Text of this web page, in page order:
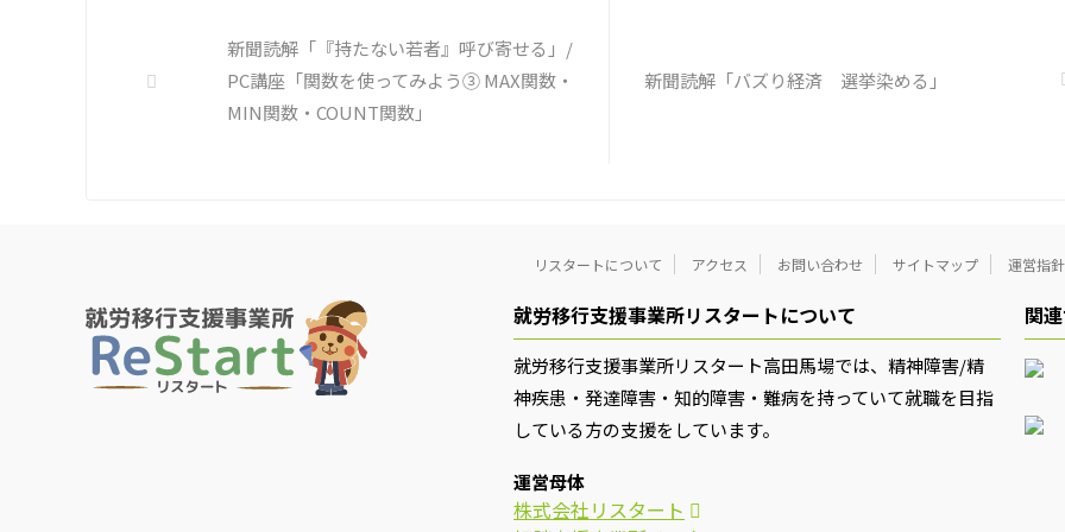
トラブル案件 ...
を探す ① 最近、自分が ...
新聞読解「『持たない若者』呼び寄せる」/
PC講座「関数を使ってみよう③ MAX関数・
MIN関数・COUNT関数」
新聞読解「バズり経済 選挙染める」
リスタートについて アクセス お問い合わせ サイトマップ 運営指針
就労移行支援事業所リスタートについて
就労移行支援事業所リスタート高田馬場では、精神障害/精
神疾患・発達障害・知的障害・難病を持っていて就職を目指
している方の支援をしています。
運営母体
株式会社リスタート
関